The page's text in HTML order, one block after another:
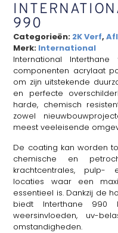
990
Categorieën: 2K Verf,
Merk: International
International
componenten acrylaat
om zijn uitstekende
en perfecte
harde, chemisch
zowel
meest veeleisende
De coating kan worden
chemische en
krachtcentrales, pulp-
locaties waar een
essentieel is. Dankzij de
biedt Interthane 990
weersinvloeden, uv-
omstandigheden.